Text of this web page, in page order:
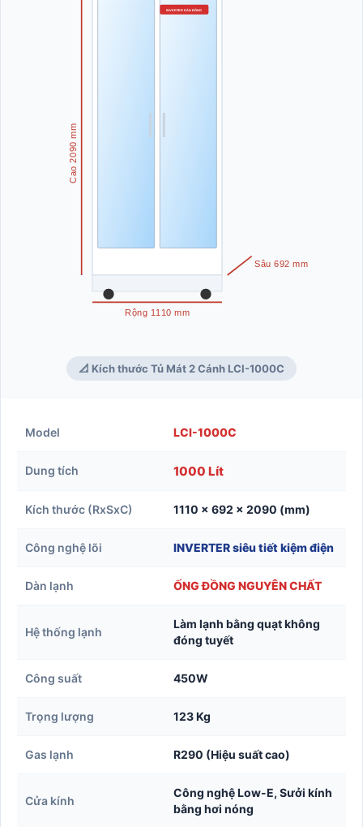
INVERTER DÀN ĐỒNG
Cao 2090 mm
Rộng 1110 mm
Sâu 692 mm
📐 Kích thước Tủ Mát 2 Cánh LCI-1000C
Model LCI-1000C
Dung tích 1000 Lít
Kích thước (RxSxC) 1110 x 692 x 2090 (mm)
Công nghệ lõi INVERTER siêu tiết kiệm điện
Dàn lạnh ỐNG ĐỒNG NGUYÊN CHẤT
Hệ thống lạnh
Làm lạnh bằng quạt không
đóng tuyết
Công suất 450W
Trọng lượng 123 Kg
Gas lạnh R290 (Hiệu suất cao)
Cửa kính
Công nghệ Low-E, Sưởi kính
bằng hơi nóng